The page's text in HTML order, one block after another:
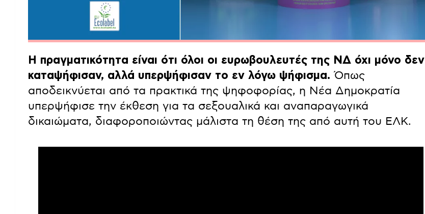
Η πραγματικότητα είναι ότι όλοι οι ευρωβουλευτές της ΝΔ όχι μόνο δεν
καταψήφισαν, αλλά υπερψήφισαν το εν λόγω ψήφισμα. Όπως
αποδεικνύεται από τα πρακτικά της ψηφοφορίας, η Νέα Δημοκρατία
υπερψήφισε την έκθεση για τα σεξουαλικά και αναπαραγωγικά
δικαιώματα, διαφοροποιώντας μάλιστα τη θέση της από αυτή του ΕΛΚ.